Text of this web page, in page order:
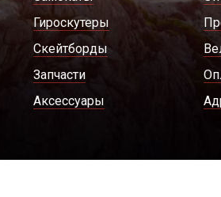
Гироскутеры
Скейтборды
Запчасти
Аксессуары